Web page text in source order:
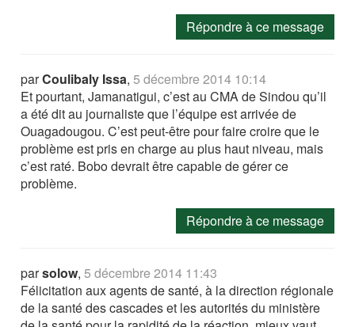
Répondre à ce message
parCoulibaly Issa,5 décembre 2014 10:14
Et pourtant, Jamanatigui, c’est au CMA de Sindou qu’il
a été dit au journaliste que l’équipe est arrivée de
Ouagadougou. C’est peut-être pour faire croire que le
problème est pris en charge au plus haut niveau, mais
c’est raté. Bobo devrait être capable de gérer ce
problème.
Répondre à ce message
parsolow,5 décembre 2014 11:43
Félicitation aux agents de santé, à la direction régionale
de la santé des cascades et les autorités du ministère